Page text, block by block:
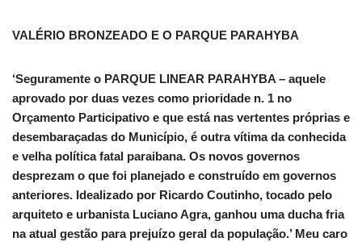
VALÉRIO BRONZEADO E O PARQUE PARAHYBA
‘Seguramente o PARQUE LINEAR PARAHYBA – aquele
aprovado por duas vezes como prioridade n. 1 no
Orçamento Participativo e que está nas vertentes próprias e
desembaraçadas do Município, é outra vítima da conhecida
e velha política fatal paraibana. Os novos governos
desprezam o que foi planejado e construído em governos
anteriores. Idealizado por Ricardo Coutinho, tocado pelo
arquiteto e urbanista Luciano Agra, ganhou uma ducha fria
na atual gestão para prejuízo geral da população.’ Meu caro